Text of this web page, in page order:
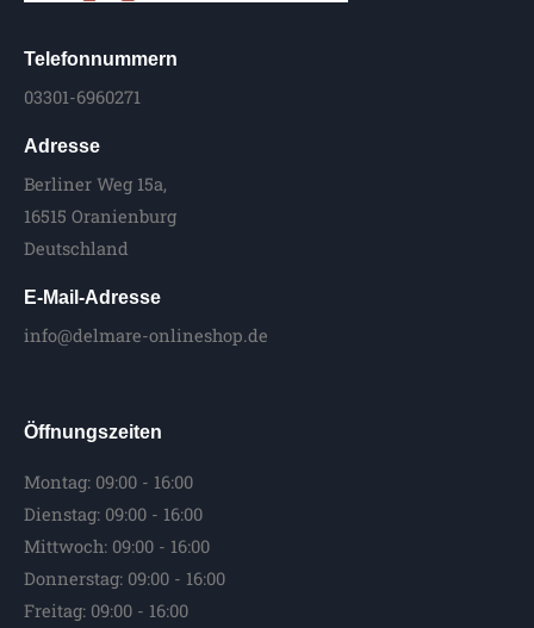
Telefonnummern
03301-6960271
Adresse
Berliner Weg 15a,
16515 Oranienburg
Deutschland
E-Mail-Adresse
info@delmare-onlineshop.de
Öffnungszeiten
Montag: 09:00 - 16:00
Dienstag: 09:00 - 16:00
Mittwoch: 09:00 - 16:00
Donnerstag: 09:00 - 16:00
Freitag: 09:00 - 16:00